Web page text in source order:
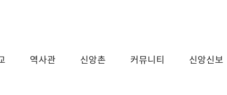
역사관 신앙촌 커뮤니티 신앙신보